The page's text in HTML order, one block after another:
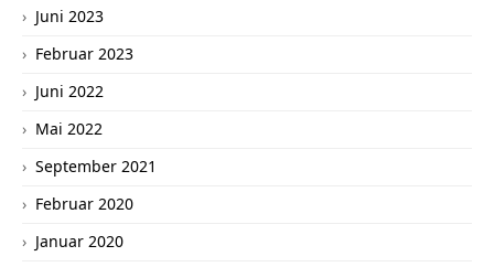
Juni 2023
Februar 2023
Juni 2022
Mai 2022
September 2021
Februar 2020
Januar 2020